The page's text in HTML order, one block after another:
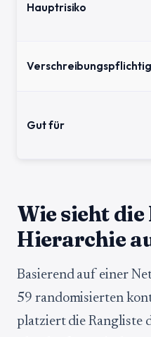
Hauptrisiko
Verschreibungspflichtig
Gut für
Wie sieht die
Hierarchie
Basierend auf einer
59 randomisierten
platziert die Rangliste